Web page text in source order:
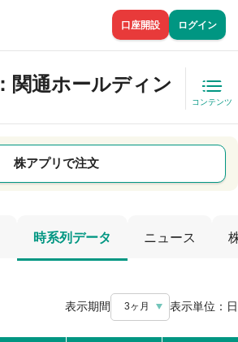
口座開設 ログイン
：関通ホールディン
コンテンツ
株アプリで注文
時系列データ ニュース
表示期間 3ヶ月 表示単位： 日